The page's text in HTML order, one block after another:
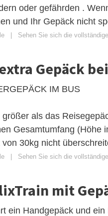
oder gefährden .
und Ihr Gepäck nicht
| Sehen Sie sich die
Gepäck
IM BUS
als das
Gesamtumfang (Höhe
30kg nicht
| Sehen Sie sich die
mit
ein Handgepäck und